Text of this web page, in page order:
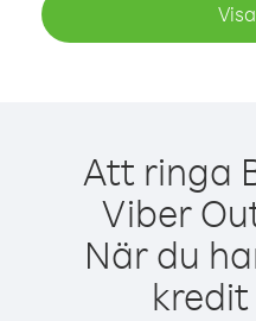
Att ringa
Viber
När du